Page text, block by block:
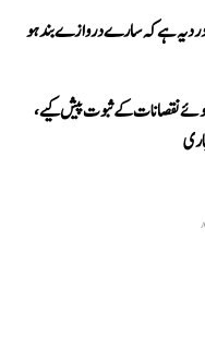
درد یہ ہے کہ سارے دروازے بند ہو
نقصانات کے ثبوت پیش کیے،